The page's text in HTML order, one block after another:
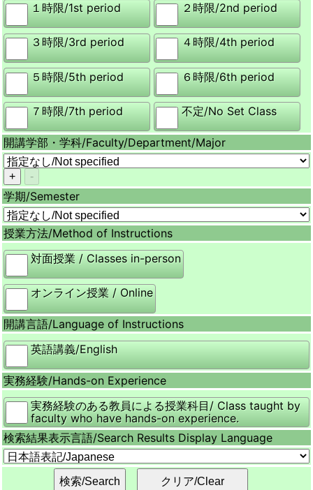
１時限/1st period ２時限/2nd period
３時限/3rd period ４時限/4th period
５時限/5th period ６時限/6th period
７時限/7th period 不定/No Set Class
開講学部・学科/Faculty/Department/Major
学期/Semester
授業方法/Method of Instructions
対面授業 / Classes in-person
オンライン授業 / Online
開講言語/Language of Instructions
英語講義/English
実務経験/Hands-on Experience
実務経験のある教員による授業科目/ Class taught by
faculty who have hands-on experience.
検索結果表示言語/Search Results Display Language